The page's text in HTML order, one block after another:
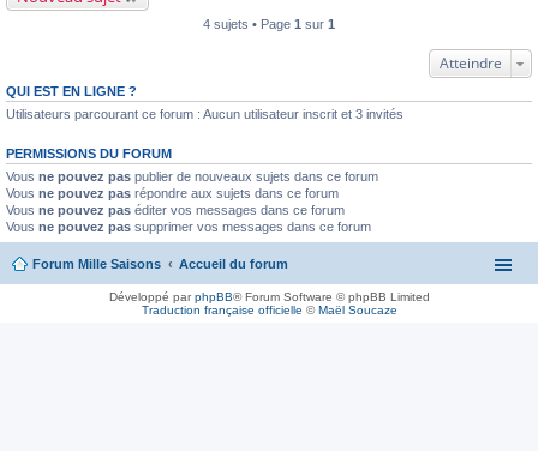
4 sujets • Page 1 sur 1
Atteindre
QUI EST EN LIGNE ?
Utilisateurs parcourant ce forum : Aucun utilisateur inscrit et 3 invités
PERMISSIONS DU FORUM
Vous ne pouvez pas publier de nouveaux sujets dans ce forum
Vous ne pouvez pas répondre aux sujets dans ce forum
Vous ne pouvez pas éditer vos messages dans ce forum
Vous ne pouvez pas supprimer vos messages dans ce forum
Forum Mille Saisons Accueil du forum
Développé parphpBB® Forum Software © phpBB Limited
Traduction française officielle ©Maël Soucaze